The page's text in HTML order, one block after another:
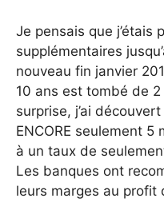
Je pensais que j’étais
supplémentaires
nouveau fin janvier
10 ans est tombé de 2
surprise, j’ai
ENCORE seulement
à un taux de
Les banques ont
leurs marges au profit